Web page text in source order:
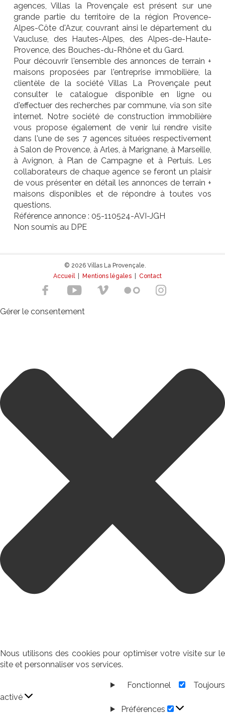
agences, Villas la Provençale est présent sur une
grande partie du territoire de la région Provence-
Alpes-Côte d'Azur, couvrant ainsi le département du
Vaucluse, des Hautes-Alpes, des Alpes-de-Haute-
Provence, des Bouches-du-Rhône et du Gard.
Pour découvrir l'ensemble des annonces de terrain +
maisons proposées par l'entreprise immobilière, la
clientèle de la société Villas La Provençale peut
consulter le catalogue disponible en ligne ou
d'effectuer des recherches par commune, via son site
internet. Notre société de construction immobilière
vous propose également de venir lui rendre visite
dans l'une de ses 7 agences situées respectivement
à Salon de Provence, à Arles, à Marignane, à Marseille,
à Avignon, à Plan de Campagne et à Pertuis. Les
collaborateurs de chaque agence se feront un plaisir
de vous présenter en détail les annonces de terrain +
maisons disponibles et de répondre à toutes vos
questions.
Référence annonce : 05-110524-AVI-JGH
Non soumis au DPE
© 2026 Villas La Provençale.
Accueil| Mentions légales Contact
Gérer le consentement
Nous utilisons des cookies pour optimiser votre visite sur le
site et personnaliser vos services.
Fonctionnel
Toujours
activé
Préférences